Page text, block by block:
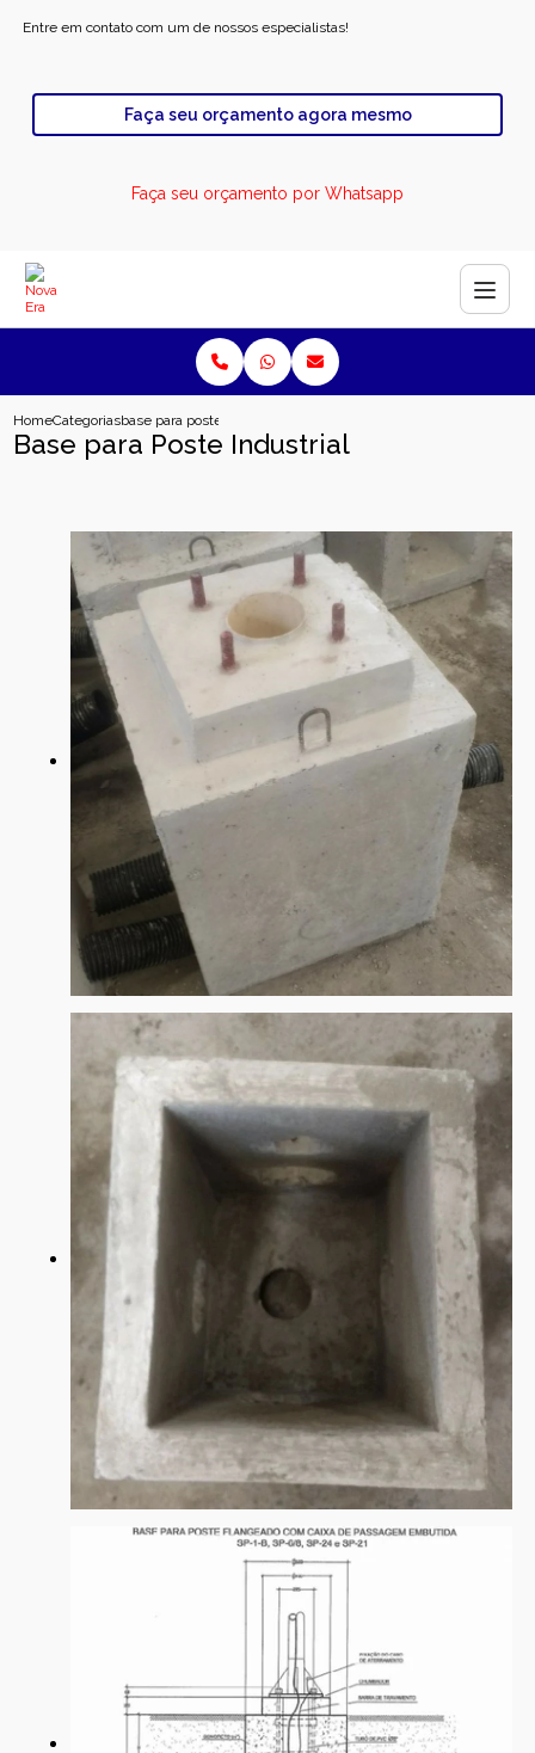
Entre em contato com um de nossos especialistas!
Faça seu orçamento agora mesmo
Faça seu orçamento por Whatsapp
HomeCategoriasbase para poste industrial
Base para Poste Industrial